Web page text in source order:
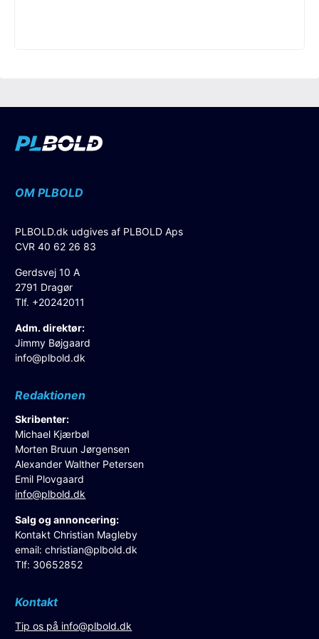
OM PLBOLD
PLBOLD.dk udgives af PLBOLD Aps
CVR 40 62 26 83
Gerdsvej 10 A
2791 Dragør
Tlf. +20242011
Adm. direktør:
Jimmy Bøjgaard
info@plbold.dk
Redaktionen
Skribenter:
Michael Kjærbøl
Morten Bruun Jørgensen
Alexander Walther Petersen
Emil Plovgaard
info@plbold.dk
Salg og annoncering:
Kontakt Christian Magleby
email:christian@plbold.dk
Tlf: 30652852
Kontakt
Tip os på info@plbold.dk